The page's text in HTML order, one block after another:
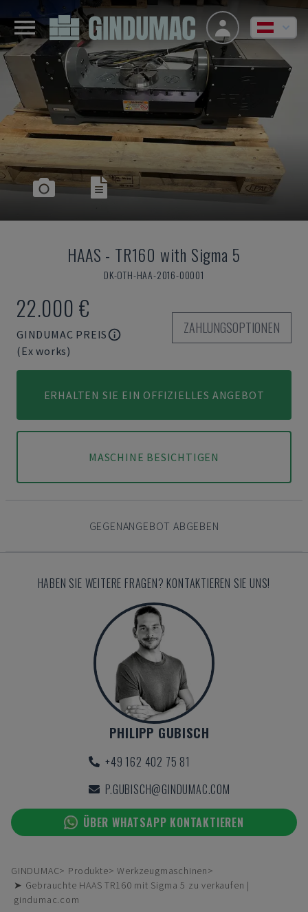
HAAS - TR160 with Sigma 5
DK-OTH-HAA-2016-00001
22.000 €
GINDUMAC PREIS
(Ex works)
ZAHLUNGSOPTIONEN
ERHALTEN SIE EIN OFFIZIELLES ANGEBOT
MASCHINE BESICHTIGEN
GEGENANGEBOT ABGEBEN
HABEN SIE WEITERE FRAGEN? KONTAKTIEREN SIE UNS!
PHILIPP GUBISCH
+49 162 402 75 81
P.GUBISCH@GINDUMAC.COM
ÜBER WHATSAPP KONTAKTIEREN
GINDUMAC Produkte
Werkzeugmaschinen
➤ Gebrauchte HAAS TR160 mit Sigma 5 zu verkaufen |
gindumac.com